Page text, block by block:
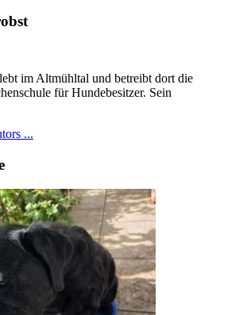
im Altmühltal und betreibt dort die
für Hundebesitzer. Sein
...